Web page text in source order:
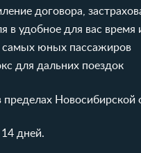
договора,
в удобное для вас время
самых юных пассажиров
для дальних поездок
пределах Новосибирской
дней.